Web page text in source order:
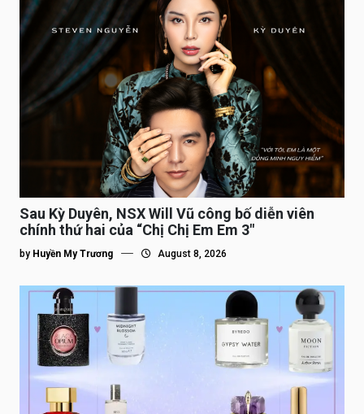
Sau Kỳ Duyên, NSX Will Vũ công bố diễn viên
chính thứ hai của “Chị Chị Em Em 3″
by Huyền My Trương August 8, 2026